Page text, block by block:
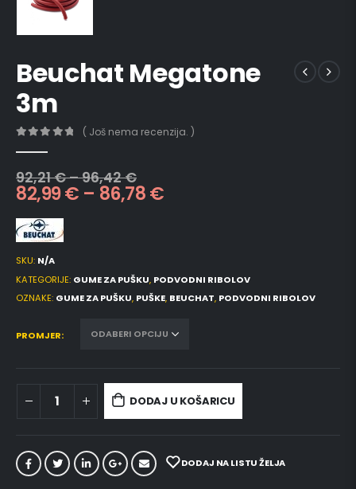
Beuchat Megatone
3m
( Još nema recenzija. )
92,21€–96,42€
82,99€ – 86,78€
SKU: N/A
KATEGORIJE: GUME ZA PUŠKU, PODVODNI RIBOLOV
OZNAKE: GUME ZA PUŠKU, PUŠKE, BEUCHAT, PODVODNI RIBOLOV
PROMJER
DODAJ U KOŠARICU
DODAJ NA LISTU ŽELJA